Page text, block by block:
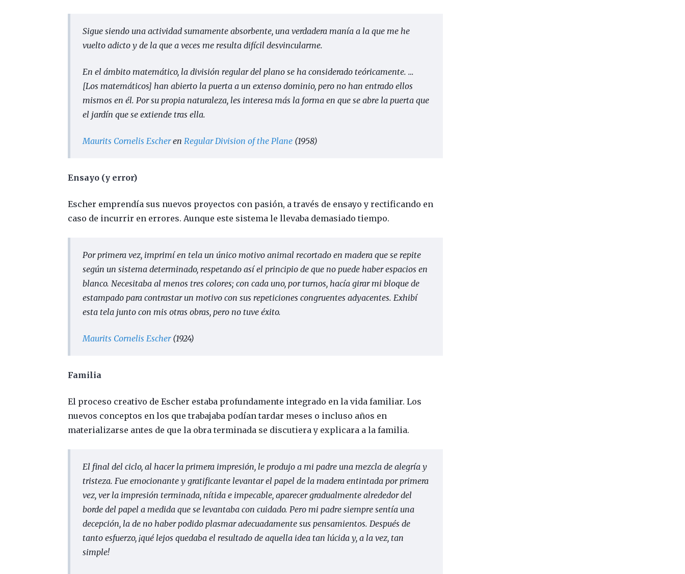
Sigue siendo una actividad sumamente absorbente, una verdadera manía a la que me he
vuelto adicto y de la que a veces me resulta difícil desvincularme.
En el ámbito matemático, la división regular del plano se ha considerado teóricamente. …
[Los matemáticos] han abierto la puerta a un extenso dominio, pero no han entrado ellos
mismos en él. Por su propia naturaleza, les interesa más la forma en que se abre la puerta que
el jardín que se extiende tras ella.
Maurits Cornelis Escheren Regular Division of the Plane (1958)
Ensayo (y error)
Escher emprendía sus nuevos proyectos con pasión, a través de ensayo y rectificando en
caso de incurrir en errores. Aunque este sistema le llevaba demasiado tiempo.
Por primera vez, imprimí en tela un único motivo animal recortado en madera que se repite
según un sistema determinado, respetando así el principio de que no puede haber espacios en
blanco. Necesitaba al menos tres colores; con cada uno, por turnos, hacía girar mi bloque de
estampado para contrastar un motivo con sus repeticiones congruentes adyacentes. Exhibí
esta tela junto con mis otras obras, pero no tuve éxito.
Maurits Cornelis Escher(1924)
Familia
El proceso creativo de Escher estaba profundamente integrado en la vida familiar. Los
nuevos conceptos en los que trabajaba podían tardar meses o incluso años en
materializarse antes de que la obra terminada se discutiera y explicara a la familia.
El final del ciclo, al hacer la primera impresión, le produjo a mi padre una mezcla de alegría y
tristeza. Fue emocionante y gratificante levantar el papel de la madera entintada por primera
vez, ver la impresión terminada, nítida e impecable, aparecer gradualmente alrededor del
borde del papel a medida que se levantaba con cuidado. Pero mi padre siempre sentía una
decepción, la de no haber podido plasmar adecuadamente sus pensamientos. Después de
tanto esfuerzo, ¡qué lejos quedaba el resultado de aquella idea tan lúcida y, a la vez, tan
simple!